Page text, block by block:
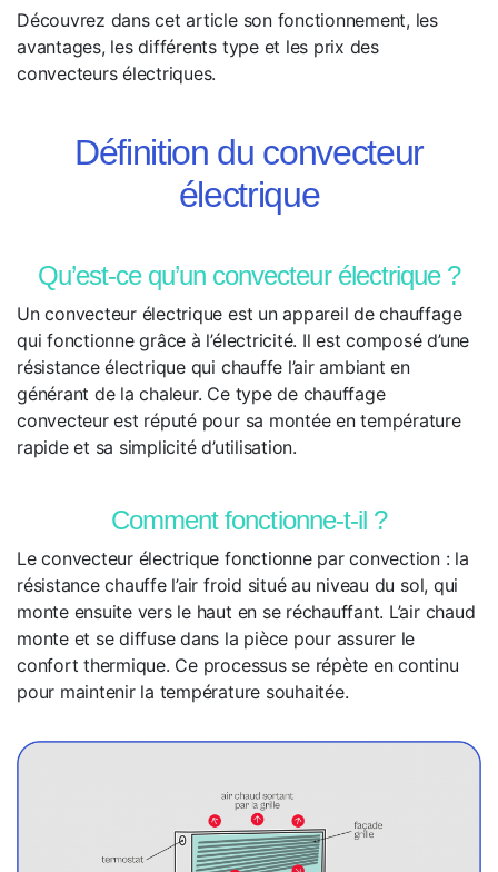
Découvrez dans cet article son fonctionnement, les
avantages, les différents type et les prix des
convecteurs électriques.
Définition du convecteur
électrique
Qu’est-ce qu’un convecteur électrique ?
Un convecteur électrique est un appareil de chauffage
qui fonctionne grâce à l’électricité. Il est composé d’une
résistance électrique qui chauffe l’air ambiant en
générant de la chaleur. Ce type de chauffage
convecteur est réputé pour sa montée en température
rapide et sa simplicité d’utilisation.
Comment fonctionne-t-il ?
Le convecteur électrique fonctionne par convection : la
résistance chauffe l’air froid situé au niveau du sol, qui
monte ensuite vers le haut en se réchauffant. L’air chaud
monte et se diffuse dans la pièce pour assurer le
confort thermique. Ce processus se répète en continu
pour maintenir la température souhaitée.